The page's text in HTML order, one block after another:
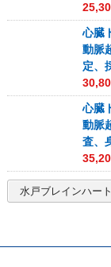
心臓
動脈
定、
心臓
動脈
査、
水戸ブレインハー